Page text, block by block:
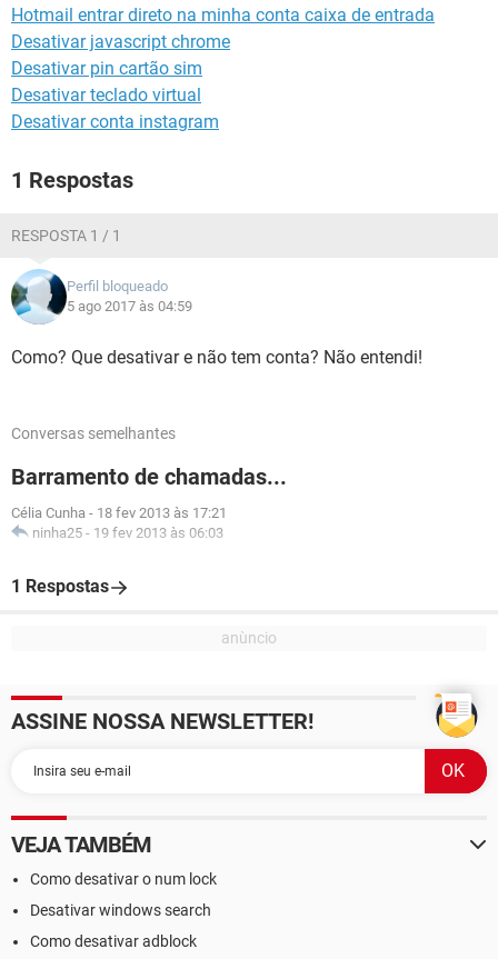
Hotmail entrar direto na minha conta caixa de entrada
Desativar javascript chrome
Desativar pin cartão sim
Desativar teclado virtual
Desativar conta instagram
1 Respostas
RESPOSTA 1 / 1
Perfil bloqueado
5 ago 2017 às 04:59
Como? Que desativar e não tem conta? Não entendi!
Conversas semelhantes
Barramento de chamadas...
Célia Cunha - 18 fev 2013 às 17:21
ninha25 - 19 fev 2013 às 06:03
1 Respostas
ASSINE NOSSA NEWSLETTER!
VEJA TAMBÉM
Como desativar o num lock
Desativar windows search
Como desativar adblock